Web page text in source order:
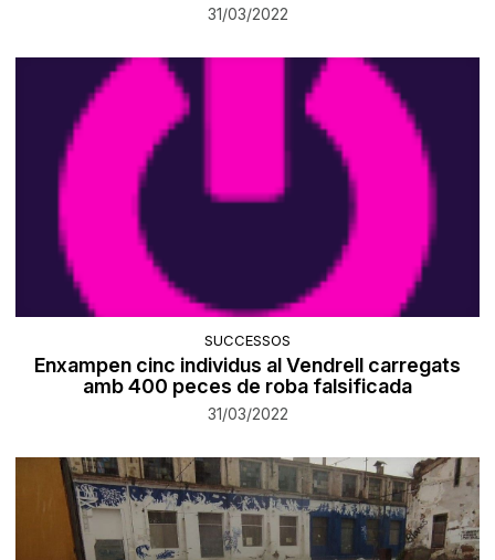
31/03/2022
SUCCESSOS
Enxampen cinc individus al Vendrell carregats
amb 400 peces de roba falsificada
31/03/2022